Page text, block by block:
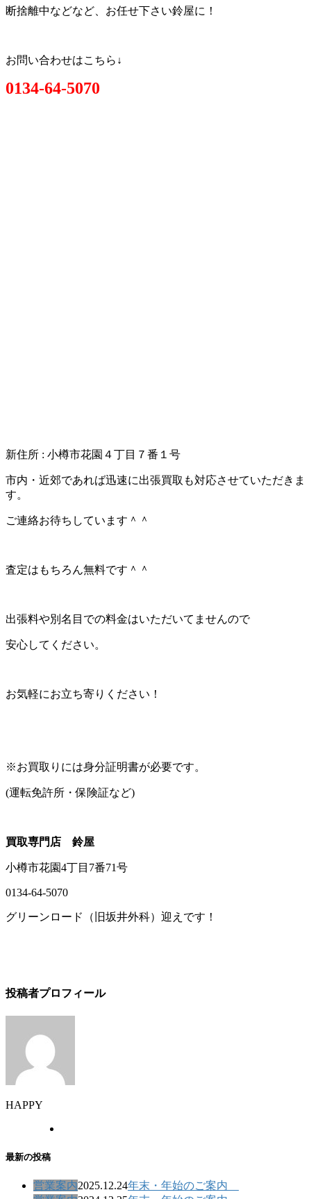
断捨離中などなど、お任せ下さい鈴屋に！
お問い合わせはこちら↓
0134-64-5070
新住所 : 小樽市花園４丁目７番１号
市内・近郊であれば迅速に出張買取も対応させていただきま
す。
ご連絡お待ちしています＾＾
査定はもちろん無料です＾＾
出張料や別名目での料金はいただいてませんので
安心してください。
お気軽にお立ち寄りください！
※お買取りには身分証明書が必要です。
(運転免許所・保険証など)
買取専門店 鈴屋
小樽市花園4丁目7番71号
0134-64-5070
グリーンロード（旧坂井外科）迎えです！
投稿者プロフィール
HAPPY
最新の投稿
営業案内2025.12.24年末・年始のご案内